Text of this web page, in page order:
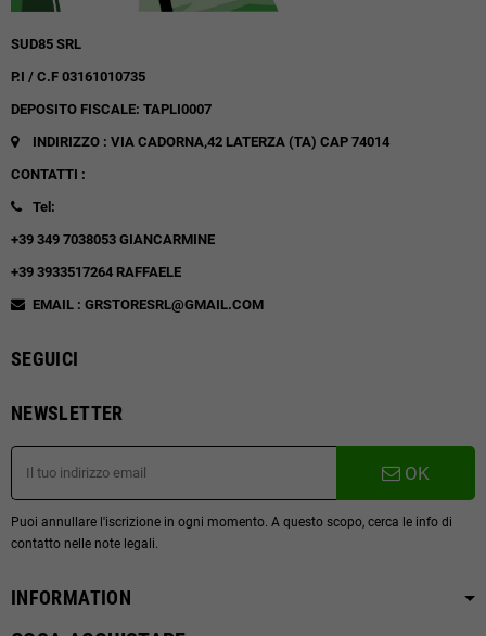
SUD85 SRL
P.I / C.F 03161010735
DEPOSITO FISCALE: TAPLI0007
INDIRIZZO : VIA CADORNA,42 LATERZA (TA) CAP 74014
CONTATTI :
Tel:
+39 349 7038053 GIANCARMINE
+39 3933517264 RAFFAELE
EMAIL : GRSTORESRL@GMAIL.COM
SEGUICI
NEWSLETTER
OK
Puoi annullare l'iscrizione in ogni momento. A questo scopo, cerca le info di
contatto nelle note legali.
INFORMATION